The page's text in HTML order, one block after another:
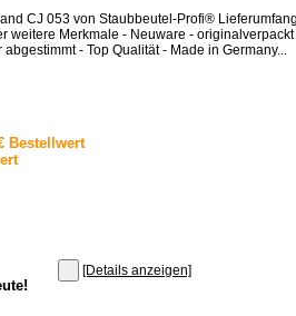
CJ 053 von Staubbeutel-Profi®
weitere Merkmale - Neuware -
- Top Qualität - Made in Germany...
Bestellwert
[Details anzeigen]